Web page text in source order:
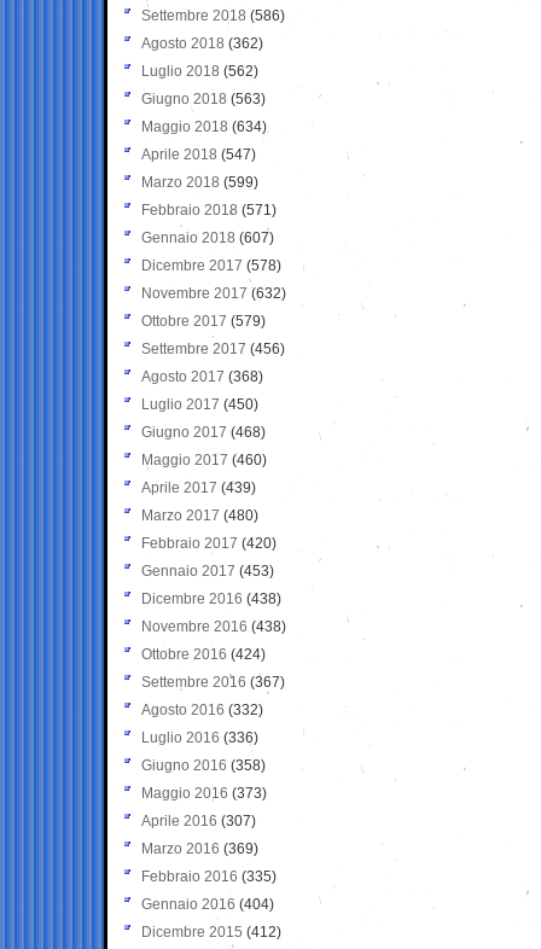
Settembre 2018 (586)
Agosto 2018 (362)
Luglio 2018 (562)
Giugno 2018 (563)
Maggio 2018 (634)
Aprile 2018 (547)
Marzo 2018 (599)
Febbraio 2018 (571)
Gennaio 2018 (607)
Dicembre 2017 (578)
Novembre 2017 (632)
Ottobre 2017 (579)
Settembre 2017 (456)
Agosto 2017 (368)
Luglio 2017 (450)
Giugno 2017 (468)
Maggio 2017 (460)
Aprile 2017 (439)
Marzo 2017 (480)
Febbraio 2017 (420)
Gennaio 2017 (453)
Dicembre 2016 (438)
Novembre 2016 (438)
Ottobre 2016 (424)
Settembre 2016 (367)
Agosto 2016 (332)
Luglio 2016 (336)
Giugno 2016 (358)
Maggio 2016 (373)
Aprile 2016 (307)
Marzo 2016 (369)
Febbraio 2016 (335)
Gennaio 2016 (404)
Dicembre 2015 (412)